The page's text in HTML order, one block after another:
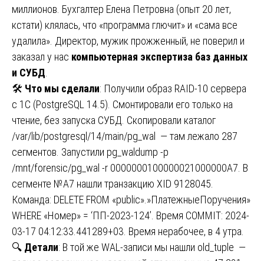
миллионов. Бухгалтер Елена Петровна (опыт 20 лет,
кстати) клялась, что «программа глючит» и «сама все
удалила». Директор, мужик прожженный, не поверил и
заказал у нас компьютерная экспертиза баз данных
и СУБД
🛠️ Что мы сделали: Получили образ RAID-10 сервера
с 1С (PostgreSQL 14.5). Смонтировали его только на
чтение, без запуска СУБД. Скопировали каталог
/var/lib/postgresql/14/main/pg_wal — там лежало 287
сегментов. Запустили pg_waldump -p
/mnt/forensic/pg_wal -r 0000000100000021000000A7. В
сегменте №A7 нашли транзакцию XID 9128045.
Команда: DELETE FROM «public».»ПлатежныеПоручения»
WHERE «Номер» = ‘ПП-2023-124’. Время COMMIT: 2024-
03-17 04:12:33.441289+03. Время нерабочее, в 4 утра.
🔍 Детали: В той же WAL-записи мы нашли old_tuple —